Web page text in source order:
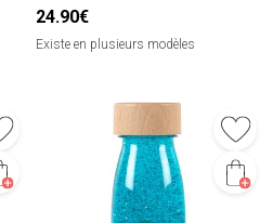
24.90€
Existe en plusieurs modèles